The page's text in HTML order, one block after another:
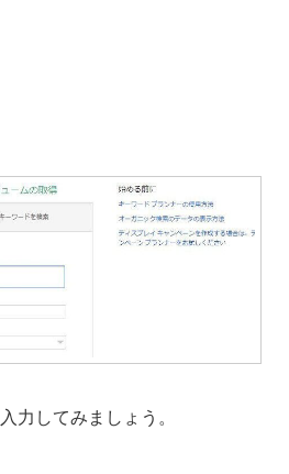
力してみましょう。